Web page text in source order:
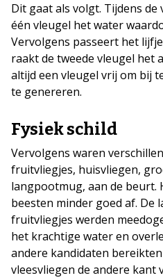
Dit gaat als volgt. Tijdens
één vleugel het water
Vervolgens passeert het
raakt de tweede vleugel het
altijd een vleugel vrij om bij
te genereren.
Fysiek schild
Vervolgens waren
fruitvliegjes, huisvliegen,
langpootmug, aan de beurt.
beesten minder goed af. De
fruitvliegjes werden
het krachtige water en
andere kandidaten
vleesvliegen de andere kant